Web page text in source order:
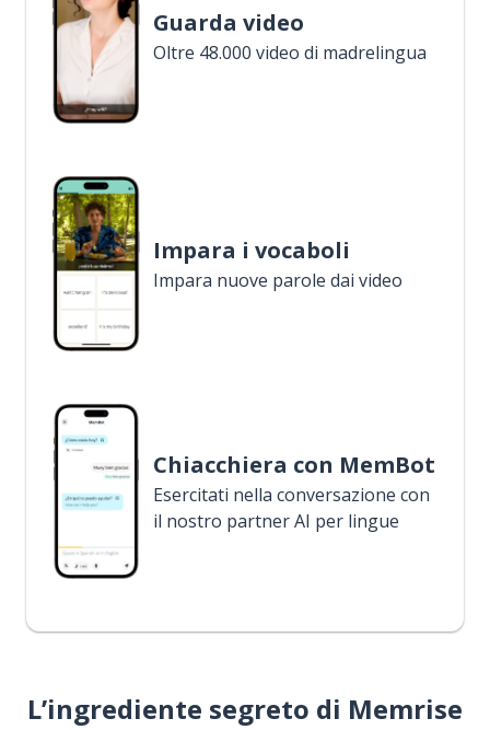
Guarda video
Oltre 48.000 video di madrelingua
Impara i vocaboli
Impara nuove parole dai video
Chiacchiera con MemBot
Esercitati nella conversazione con
il nostro partner AI per lingue
L’ingrediente segreto di Memrise